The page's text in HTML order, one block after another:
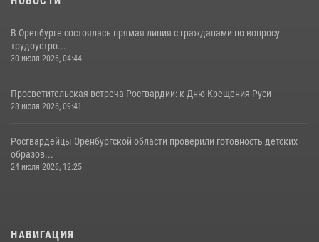
В Оренбурге состоялась прямая линия с гражданами по вопросу
трудоустро...
30 июля 2026, 04:44
Просветительская встреча Росгвардии: к Дню Крещения Руси
28 июля 2026, 09:41
Росгвардейцы Оренбургской области проверили готовность детских
образов...
24 июля 2026, 12:25
НАВИГАЦИЯ